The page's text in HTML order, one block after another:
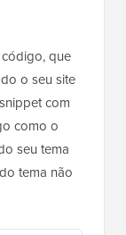
que
o seu site
com
como o
seu tema
tema não